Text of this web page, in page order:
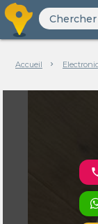
Accueil